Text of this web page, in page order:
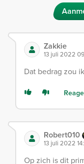
Zakkie
13 juli 2022
Dat bedrag zou
Robert010
13 juli 2022
Op zich is dit